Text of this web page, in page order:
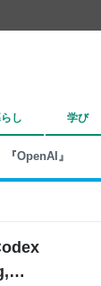
し 学び
『OpenAI』